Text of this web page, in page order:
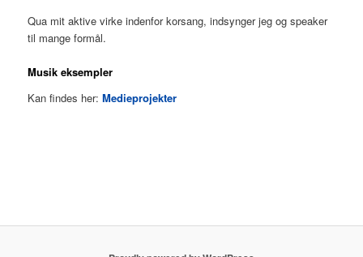
Qua mit aktive virke indenfor korsang, indsynger jeg og speaker
til mange formål.
Musik eksempler
Kan findes her:Medieprojekter